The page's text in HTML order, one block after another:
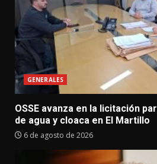
GENERALES
OSSE avanza en la licitación
de agua y cloaca en El Martillo
6 de agosto de 2026